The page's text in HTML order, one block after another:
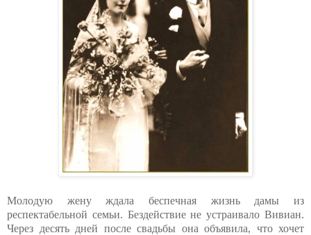
Молодую жену ждала беспечная жизнь дамы из
респектабельной семьи. Бездействие не устраивало Вивиан.
Через десять дней после свадьбы она объявила, что хочет